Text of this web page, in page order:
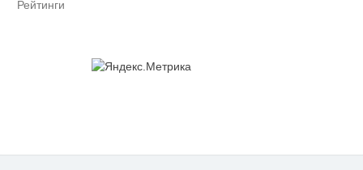
Рейтинги